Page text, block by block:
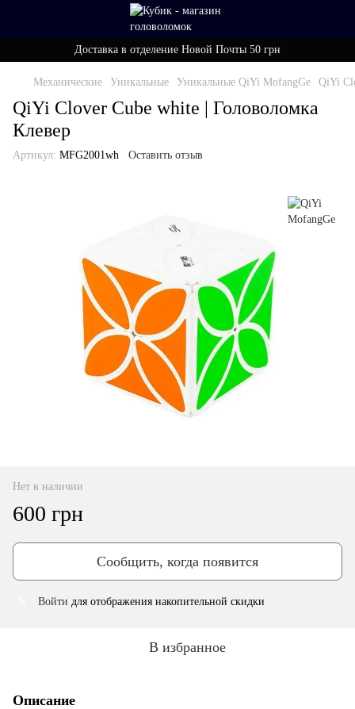
Доставка в отделение Новой Почты 50 грн
Механические Уникальные Уникальные QiYi MofangGe QiYi
QiYi Clover Cube white | Головоломка
Клевер
Артикул: MFG2001wh Оставить отзыв
Нет в наличии
600 грн
Сообщить, когда появится
Войти для отображения накопительной скидки
В избранное
Описание